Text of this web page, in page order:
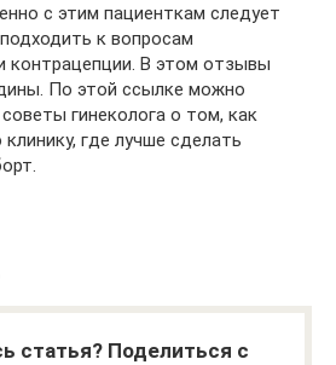
с этим пациенткам следует
к вопросам
контрацепции. В этом отзывы
По этой ссылке можно
гинеколога о том, как
где лучше сделать
статья? Поделиться с